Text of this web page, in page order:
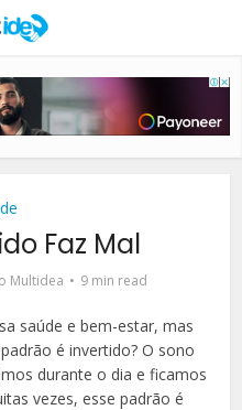
Faz Mal
Multidea 9 min read
saúde e bem-estar, mas
é invertido? O sono
durante o dia e ficamos
vezes, esse padrão é